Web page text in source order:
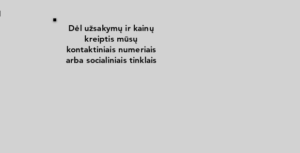
Dėl užsakymų ir kainų
kreiptis mūsų
kontaktiniais numeriais
arba socialiniais tinklais